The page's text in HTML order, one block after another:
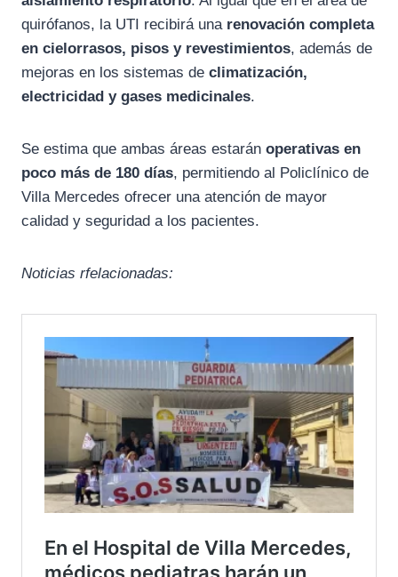
quirófanos, la UTI recibirá una renovación completa
en cielorrasos, pisos y revestimientos, además de
mejoras en los sistemas de climatización,
electricidad y gases medicinales.
Se estima que ambas áreas estarán operativas en
poco más de 180 días, permitiendo al Policlínico de
Villa Mercedes ofrecer una atención de mayor
calidad y seguridad a los pacientes.
Noticias rfelacionadas: